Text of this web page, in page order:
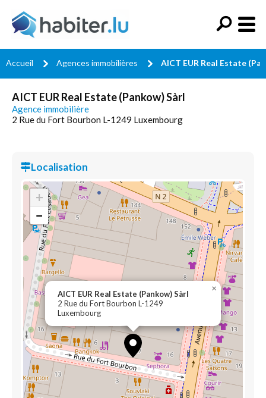
Accueil Agences immobilières AICT EUR Real Estate
AICT EUR Real Estate (Pankow) Sàrl
Agence immobilière
2 Rue du Fort Bourbon L-1249 Luxembourg
Localisation
AICT EUR Real Estate (Pankow) Sàrl
2 Rue du Fort Bourbon L-1249
Luxembourg
×
+
−